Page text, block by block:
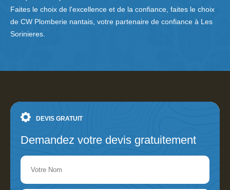
Faites le choix de l'excellence et de la confiance, faites le choix
de CW Plomberie nantais, votre partenaire de confiance à Les
Sorinieres.
DEVIS GRATUIT
Demandez votre devis gratuitement